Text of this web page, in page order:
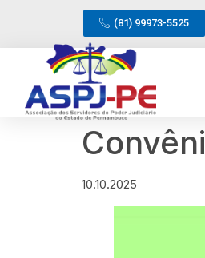
(81) 99973-5525
10.10.2025